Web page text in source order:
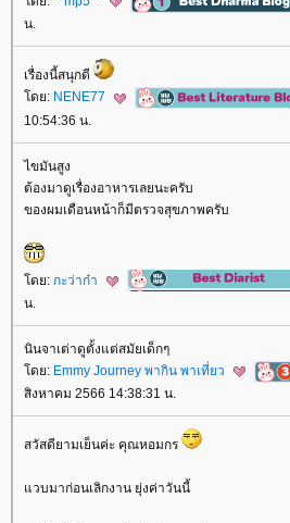
น.
เรื่องนี้สนุกดี
ดย: NENE77
10:54:36 น.
ไขมันสูง
ต้องมาดูเรื่องอาหารเลยนะครับ
ของผมเดือนหน้าก็มีตรวจสุขภาพครับ
ดย: กะว่าก๋า
น.
นินจาเต่าดูตั้งแต่สมัยเด็กๆ
ดย: Emmy Journey พากิน พาเที่ยว
สิงหาคม 2566 14:38:31 น.
สวัสดียามเย็นค่ะ คุณหอมกร
วบมาก่อนเลิกงาน ยุ่งค่าวันนี้